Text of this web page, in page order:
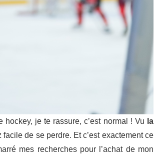
je te rassure, c’est normal ! Vu la
facile de se perdre. Et c’est exactement ce
mes recherches pour l’achat de mon